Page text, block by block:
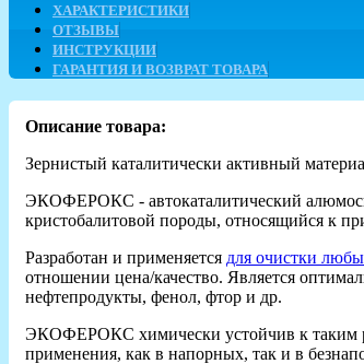
ХАРАКТЕРИСТИКИ
ОТЗЫВЫ
ИНСТРУКЦИИ
ГАРАНТИЯ И ВОЗВРАТ ТОВАРА
Описание товара:
Зернистый каталитически активный
ЭКОФЕРОКС - автокаталитический
кристобалитовой породы, относящийся к
Разработан и применяется для очистки
отношении цена/качество. Является
нефтепродукты, фенол, фтор и др.
ЭКОФЕРОКС химически устойчив к таким
применения, как в напорных, так и в